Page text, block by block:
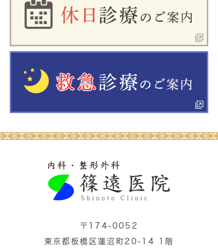
〒174-0052
東京都板橋区蓮沼町20-14 1階